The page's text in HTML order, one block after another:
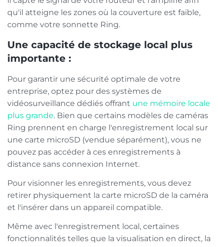
qu'il atteigne les zones où la couverture est faible,
comme votre sonnette Ring.
Une capacité de stockage local plus
importante :
Pour garantir une sécurité optimale de votre
entreprise, optez pour des systèmes de
vidéosurveillance dédiés offrant une mémoire locale
plus grande. Bien que certains modèles de caméras
Ring prennent en charge l'enregistrement local sur
une carte microSD (vendue séparément), vous ne
pouvez pas accéder à ces enregistrements à
distance sans connexion Internet.
Pour visionner les enregistrements, vous devez
retirer physiquement la carte microSD de la caméra
et l'insérer dans un appareil compatible.
Même avec l'enregistrement local, certaines
fonctionnalités telles que la visualisation en direct, la